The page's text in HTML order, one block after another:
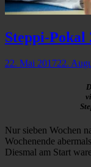
Steppi-Pokal
22. Mai 201722.
Nur sieben Wochen
Wochenende
Diesmal am Start